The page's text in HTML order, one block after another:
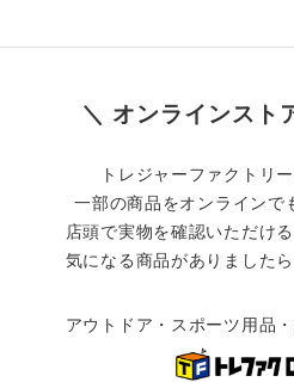
＼ オンラインスト
トレジャーファクトリ
一部の商品をオンラインで
店頭で実物を確認いただけ
気になる商品がありました
アウトドア・スポーツ用品